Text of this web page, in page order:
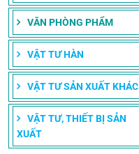
VĂN PHÒNG PHẨM
VẬT TƯ HÀN
VẬT TƯ SẢN XUẤT KHÁC
VẬT TƯ, THIẾT BỊ SẢN
XUẤT